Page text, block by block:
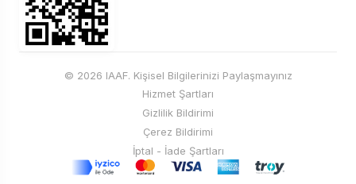
© 2026 IAAF. Kişisel Bilgilerinizi Paylaşmayınız
Hizmet Şartları
Gizlilik Bildirimi
Çerez Bildirimi
İptal - İade Şartları